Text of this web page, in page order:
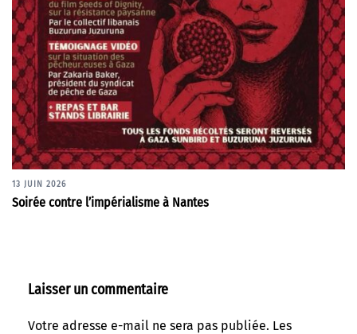
13 JUIN 2026
Soirée contre l’impérialisme à Nantes
Laisser un commentaire
Votre adresse e-mail ne sera pas publiée. Les